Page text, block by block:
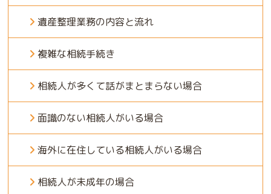
遺産整理業務の内容と流れ
複雑な相続手続き
相続人が多くて話がまとまらない場合
面識のない相続人がいる場合
海外に在住している相続人がいる場合
相続人が未成年の場合